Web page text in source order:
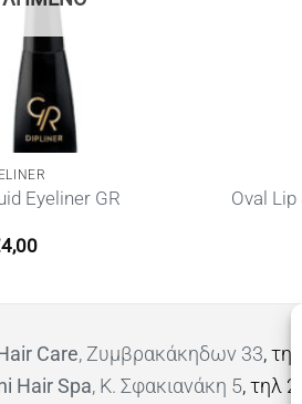
Eyeliner GR
4,00
Oval Lip
Care, Ζυμβρακάκηδων 33,
Hair Spa, Κ. Σφακιανάκη 5, τηλ